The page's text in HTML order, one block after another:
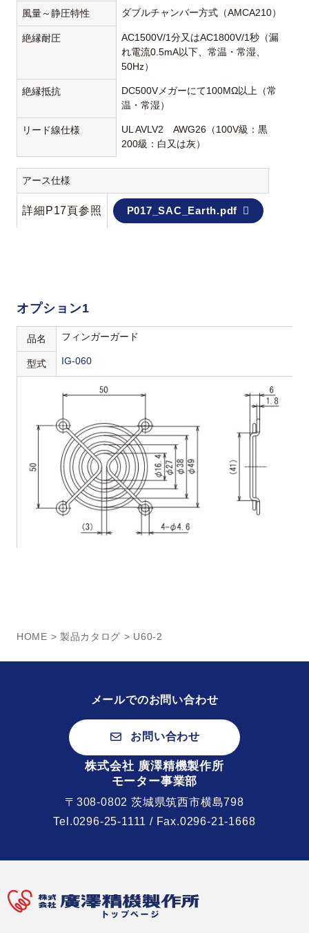
風量～静圧特性 ダブルチャンバー方式（AMCA210）
絶縁耐圧
AC1500V/1分又はAC1800V/1秒（漏
れ電流0.5mA以下、常温・常湿、
50Hz）
絶縁抵抗
DC500Vメガーにて100MΩ以上（常
温・常湿）
リード線仕様
UL AVLV2 AWG26（100V級：黒
200級：白又は灰）
アース仕様
詳細P17頁参照 P017_SAC_Earth.pdf
オプション1
品名 フィンガーガード
型式 IG-060
HOME > 製品カタログ > U60-2
メールでのお問い合わせ
お問い合わせ
株式会社 廣澤精機製作所
モーター事業部
〒308-0802 茨城県筑西市横島798
Tel.0296-25-1111 / Fax.0296-21-1668